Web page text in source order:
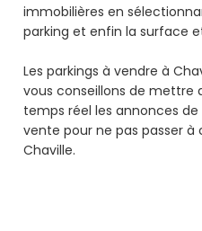
immobilières en
parking et enfin la surface
Les parkings à vendre à
vous conseillons de mettre
temps réel les annonces
vente pour ne pas passer
Chaville.